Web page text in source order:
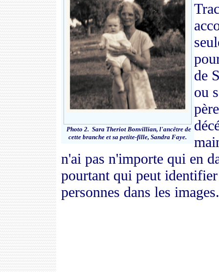
Photo 2. Sara Theriot Bonvillian, l'ancêtre de
cette branche et sa petite-fille, Sandra Faye.
de
ou
n'ai pas n'importe qui en
pourtant qui peut
personnes dans les